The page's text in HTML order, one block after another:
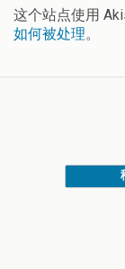
这个站点使用
如何被处理。